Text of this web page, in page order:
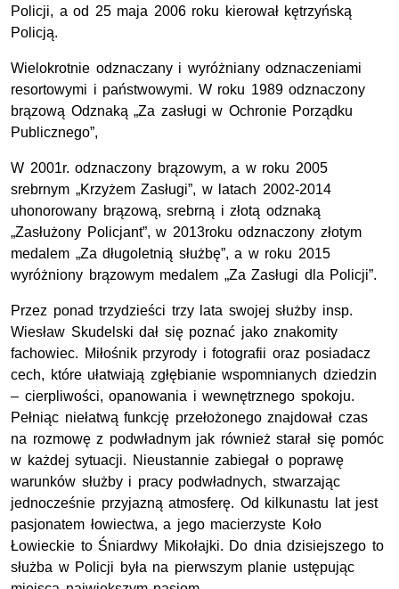
Policji, a od 25 maja 2006 roku kierował kętrzyńską
Policją.
Wielokrotnie odznaczany i wyróżniany odznaczeniami
resortowymi i państwowymi. W roku 1989 odznaczony
brązową Odznaką „Za zasługi w Ochronie Porządku
Publicznego”,
W 2001r. odznaczony brązowym, a w roku 2005
srebrnym „Krzyżem Zasługi”, w latach 2002-2014
uhonorowany brązową, srebrną i złotą odznaką
„Zasłużony Policjant”, w 2013roku odznaczony złotym
medalem „Za długoletnią służbę”, a w roku 2015
wyróżniony brązowym medalem „Za Zasługi dla Policji”.
Przez ponad trzydzieści trzy lata swojej służby insp.
Wiesław Skudelski dał się poznać jako znakomity
fachowiec. Miłośnik przyrody i fotografii oraz posiadacz
cech, które ułatwiają zgłębianie wspomnianych dziedzin
– cierpliwości, opanowania i wewnętrznego spokoju.
Pełniąc niełatwą funkcję przełożonego znajdował czas
na rozmowę z podwładnym jak również starał się pomóc
w każdej sytuacji. Nieustannie zabiegał o poprawę
warunków służby i pracy podwładnych, stwarzając
jednocześnie przyjazną atmosferę. Od kilkunastu lat jest
pasjonatem łowiectwa, a jego macierzyste Koło
Łowieckie to Śniardwy Mikołajki. Do dnia dzisiejszego to
służba w Policji była na pierwszym planie ustępując